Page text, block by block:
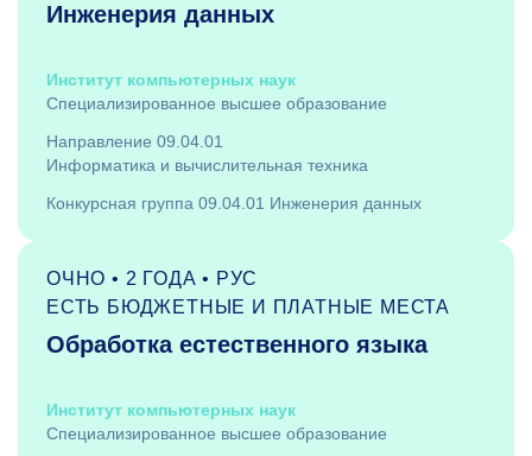
Инженерия данных
Институт компьютерных наук
Специализированное высшее образование
Направление 09.04.01
Информатика и вычислительная техника
Конкурсная группа 09.04.01 Инженерия данных
ОЧНО • 2 ГОДА • РУС
ЕСТЬ БЮДЖЕТНЫЕ И ПЛАТНЫЕ МЕСТА
Обработка естественного языка
Институт компьютерных наук
Специализированное высшее образование